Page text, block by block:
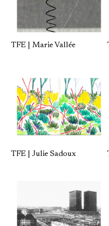
TFE | Marie Vallée
TFE | Julie Sadoux